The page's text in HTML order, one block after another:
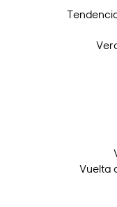
Vuelta